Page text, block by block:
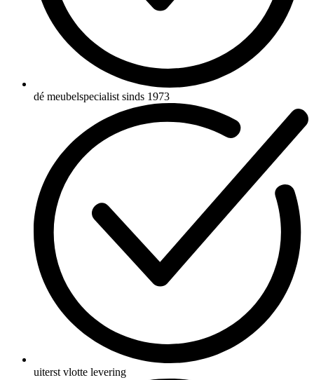
dé meubelspecialist sinds 1973
uiterst vlotte levering